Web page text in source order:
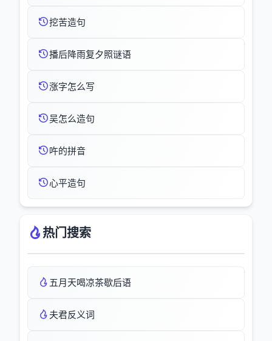
挖苦造句
播后降雨复夕照谜语
涨字怎么写
吴怎么造句
吘的拼音
心平造句
热门搜索
五月天喝凉茶歇后语
夫君反义词